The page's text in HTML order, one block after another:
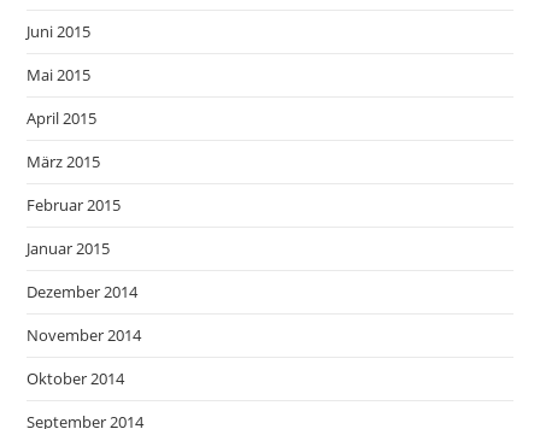
Juni 2015
Mai 2015
April 2015
März 2015
Februar 2015
Januar 2015
Dezember 2014
November 2014
Oktober 2014
September 2014